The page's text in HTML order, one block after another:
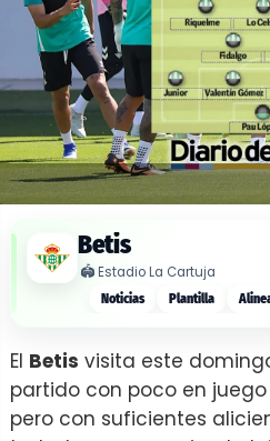
Betis
🏟️Estadio La Cartuja
Noticias Plantilla
El Betis visita este
partido con poco en
pero con suficientes